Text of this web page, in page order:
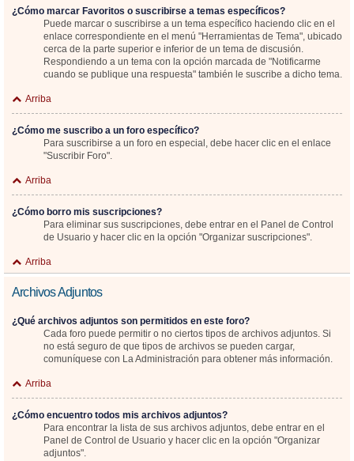
¿Cómo marcar Favoritos o suscribirse a temas específicos?
Puede marcar o suscribirse a un tema específico haciendo clic en el
enlace correspondiente en el menú "Herramientas de Tema", ubicado
cerca de la parte superior e inferior de un tema de discusión.
Respondiendo a un tema con la opción marcada de "Notificarme
cuando se publique una respuesta" también le suscribe a dicho tema.
Arriba
¿Cómo me suscribo a un foro específico?
Para suscribirse a un foro en especial, debe hacer clic en el enlace
"Suscribir Foro".
Arriba
¿Cómo borro mis suscripciones?
Para eliminar sus suscripciones, debe entrar en el Panel de Control
de Usuario y hacer clic en la opción "Organizar suscripciones".
Arriba
Archivos Adjuntos
¿Qué archivos adjuntos son permitidos en este foro?
Cada foro puede permitir o no ciertos tipos de archivos adjuntos. Si
no está seguro de que tipos de archivos se pueden cargar,
comuníquese con La Administración para obtener más información.
Arriba
¿Cómo encuentro todos mis archivos adjuntos?
Para encontrar la lista de sus archivos adjuntos, debe entrar en el
Panel de Control de Usuario y hacer clic en la opción "Organizar
adjuntos".